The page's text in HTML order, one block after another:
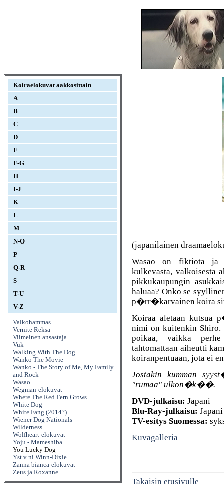
Koiraelokuvat aakkosittain
A
B
C
D
E
F-G
H
I-J
K
L
M
N-O
P
Q-R
S
T-U
V-Z
Valkohammas
Vernite Reksa
Viimeinen ansastaja
Vuk
Walking With The Dog
Wanko The Movie
Wanko - The Story of Me, My Family
and Rock
Wasao
Wegman-elokuvat
Where The Red Fern Grows
White Dog
White Fang (2014?)
Wiener Dog Nationals
Wilderness
Wolfheart-elokuvat
Yoju - Mameshiba
You Lucky Dog
Yst v ni Winn-Dixie
Zanna bianca-elokuvat
Zeus ja Roxanne
(japanilainen
Wasao on fiktiota ja
kulkevasta,
pikkukaupungin
haluaa? Onko se
p�rr�karvainen koira
Koiraa aletaan kutsua
nimi on kuitenkin Shiro.
poikaa, vaikka
tahtomattaan aiheutti
koiranpentuaan, jota
Jostakin kumman
"rumaa" ulkon�k��.
DVD-julkaisu: Japani
Blu-Ray-julkaisu: Japani
TV-esitys Suomessa:
Kuvagalleria
Takaisin etusivulle